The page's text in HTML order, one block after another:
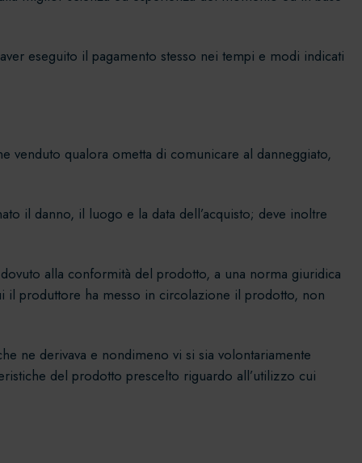
eseguito il pagamento stesso nei tempi e modi indicati
venduto qualora ometta di comunicare al danneggiato,
il danno, il luogo e la data dell’acquisto; deve inoltre
alla conformità del prodotto, a una norma giuridica
il produttore ha messo in circolazione il prodotto, non
ne derivava e nondimeno vi si sia volontariamente
del prodotto prescelto riguardo all’utilizzo cui